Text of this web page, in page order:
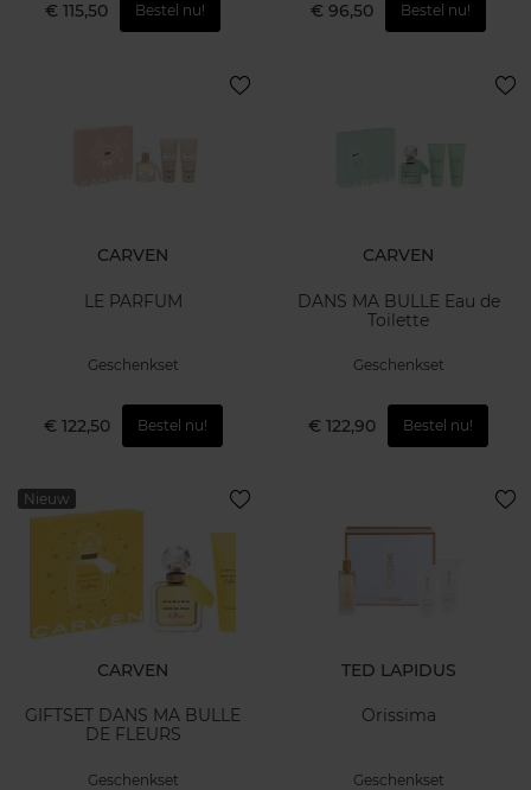
€ 115,50 Bestel nu! € 96,50 Bestel nu!
CARVEN
LE PARFUM
Geschenkset
€ 122,50 Bestel nu!
CARVEN
DANS MA BULLE Eau de
Toilette
Geschenkset
€ 122,90 Bestel nu!
Nieuw
CARVEN
GIFTSET DANS MA BULLE
DE FLEURS
Geschenkset
TED LAPIDUS
Orissima
Geschenkset